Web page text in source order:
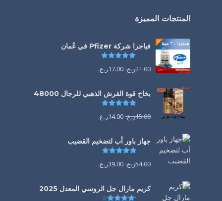
المنتجات المميزة
فياجرا شركة Pfizer في عُمان
21.00ر.ع. 17.00ر.ع.
بخاخ قوة القرش الذهبي للرجال 48000
تم التقييم
15.00ر.ع. 14.00ر.ع.
جهاز باور أب لتضخيم القضيب
تم التقييم
54.00ر.ع. 39.00ر.ع.
كريم مارال جل الروسي المعدل 2025
تم التقييم